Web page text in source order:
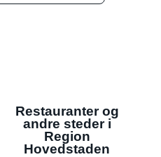
Restauranter og
andre steder i
Region
Hovedstaden